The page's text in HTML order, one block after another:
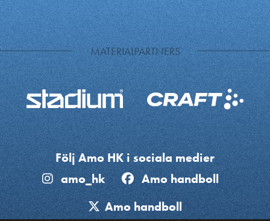
MATERIALPARTNERS
Följ Amo HK i sociala medier
amo_hk
Amo handboll
Amo handboll